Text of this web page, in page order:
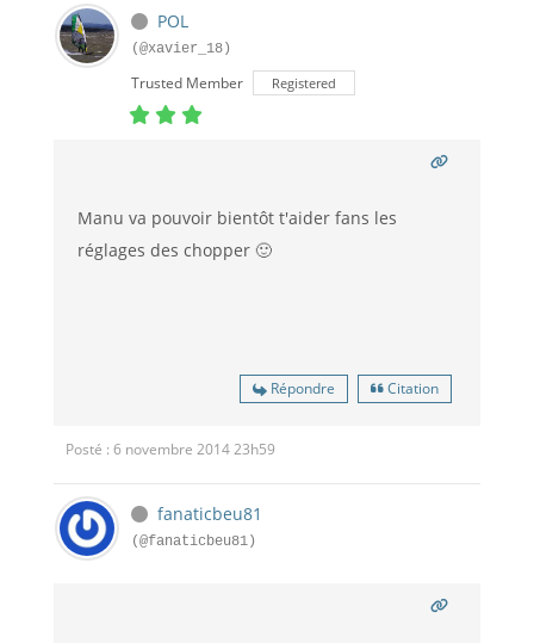
POL
(@xavier_18)
Trusted Member Registered
Manu va pouvoir bientôt t'aider fans les
réglages des chopper 🙂
Répondre Citation
Posté : 6 novembre 2014 23h59
fanaticbeu81
(@fanaticbeu81)